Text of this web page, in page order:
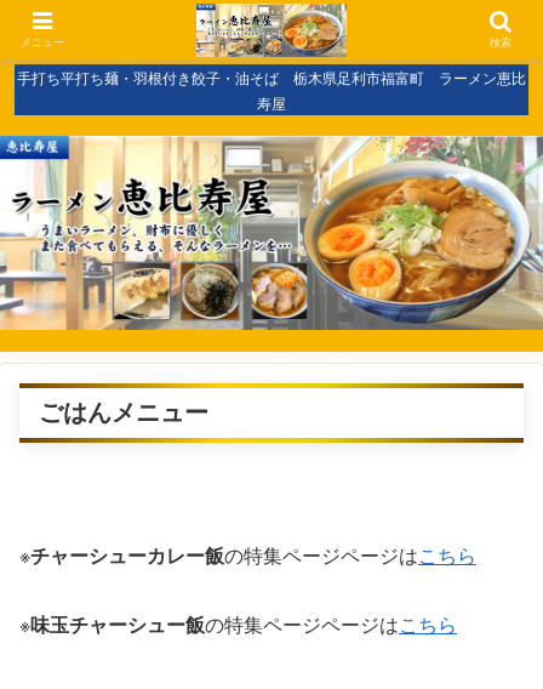
手打ち平打ち麺・羽根付き餃子・油そば 栃木県足利市福富町 ラーメン恵比
寿屋
ごはんメニュー
※チャーシューカレー飯の特集ページページはこちら
※味玉チャーシュー飯の特集ページページはこちら
メニュー 検索